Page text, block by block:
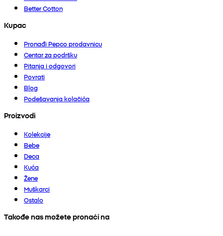
Better Cotton
Kupac
Pronađi Pepco prodavnicu
Centar za podršku
Pitanja i odgovori
Povrati
Blog
Podešavanja kolačića
Proizvodi
Kolekcije
Bebe
Deca
Kuća
Žene
Muškarci
Ostalo
Takođe nas možete pronaći na